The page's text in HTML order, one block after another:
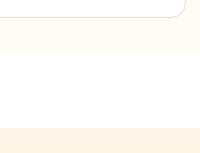
50 cm
77 cm